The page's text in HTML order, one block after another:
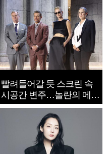
빨려들어갈 듯 스크린 속
시공간 변주…놀란의 메시
지는 ‘전쟁 속죄’